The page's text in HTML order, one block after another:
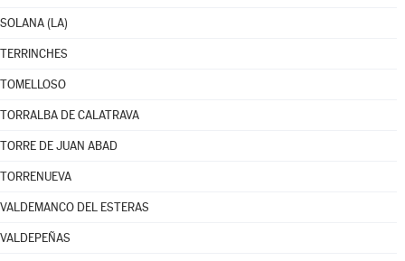
SOLANA (LA)
TERRINCHES
TOMELLOSO
TORRALBA DE CALATRAVA
TORRE DE JUAN ABAD
TORRENUEVA
VALDEMANCO DEL ESTERAS
VALDEPEÑAS